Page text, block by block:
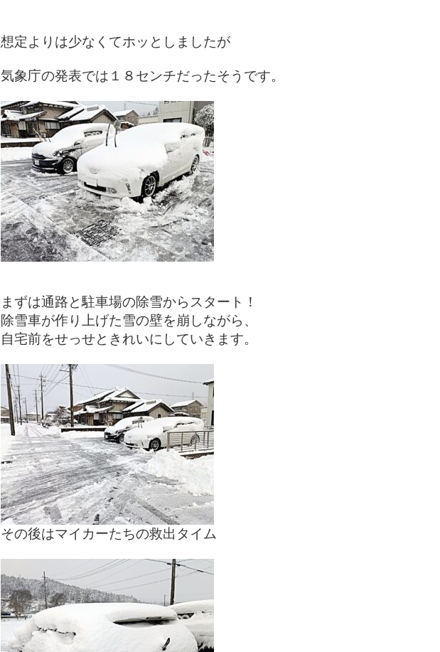
想定よりは少なくてホッとしましたが
気象庁の発表では１８センチだったそうです。
まずは通路と駐車場の除雪からスタート！
除雪車が作り上げた雪の壁を崩しながら、
自宅前をせっせときれいにしていきます。
その後はマイカーたちの救出タイム